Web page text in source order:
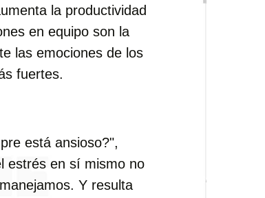
la productividad
en equipo son la
las emociones de los
fuertes.
está ansioso?",
estrés en sí mismo no
Y resulta